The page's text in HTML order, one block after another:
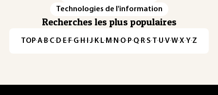
Technologies de l'information
Recherches les plus populaires
TOP·A·B·C· D· E· F·G· H · ·J· K· L· M · N ·O· P·Q· R·S·T·U·V·W·X·Y·Z